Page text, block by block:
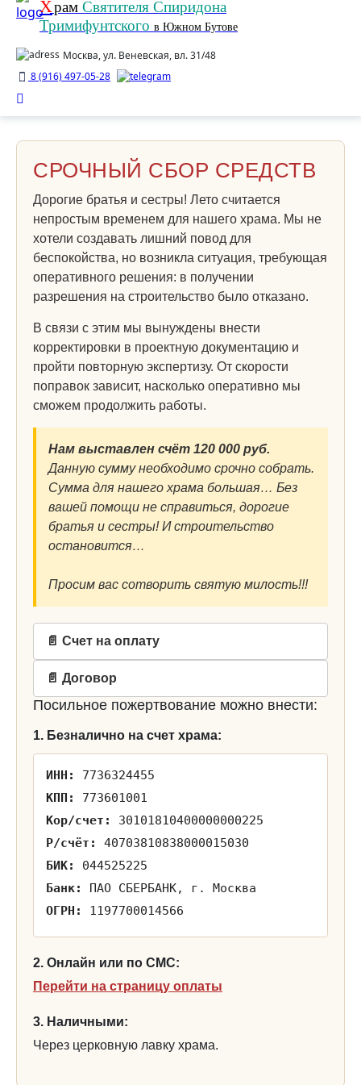
Храм Святителя Спиридона
Тримифунтского в Южном Бутове
Москва, ул. Веневская, вл. 31/48
8 (916) 497-05-28
СРОЧНЫЙ СБОР СРЕДСТВ
Дорогие братья и сестры! Лето считается
непростым временем для нашего храма. Мы не
хотели создавать лишний повод для
беспокойства, но возникла ситуация, требующая
оперативного решения: в получении
разрешения на строительство было отказано.
В связи с этим мы вынуждены внести
корректировки в проектную документацию и
пройти повторную экспертизу. От скорости
поправок зависит, насколько оперативно мы
сможем продолжить работы.
Нам выставлен счёт 120 000 руб.
Данную сумму необходимо срочно собрать.
Сумма для нашего храма большая… Без
вашей помощи не справиться, дорогие
братья и сестры! И строительство
остановится…
Просим вас сотворить святую милость!!!
📄 Счет на оплату
📄 Договор
Посильное пожертвование можно внести:
1. Безналично на счет храма:
ИНН:
7736324455
КПП:
773601001
Кор/счет:
30101810400000000225
Р/счёт:
40703810838000015030
БИК:
044525225
Банк:
ПАО СБЕРБАНК, г. Москва
ОГРН:
1197700014566
2. Онлайн или по СМС:
Перейти на страницу оплаты
3. Наличными:
Через церковную лавку храма.